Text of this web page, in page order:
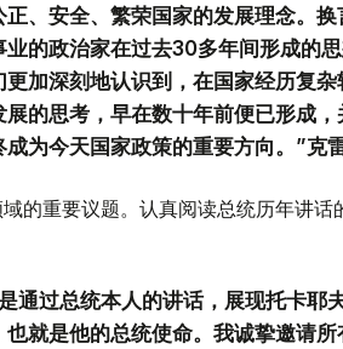
正、安全、繁荣国家的发展理念。
业的政治家在过去30多年间形成的
加深刻地认识到，在国家经历复
的思考，早在数十年前便已形成
为今天国家政策的重要方向。”克
的重要议题。认真阅读总统历年讲
通过总统本人的讲话，展现托卡耶
也就是他的总统使命。我诚挚邀请